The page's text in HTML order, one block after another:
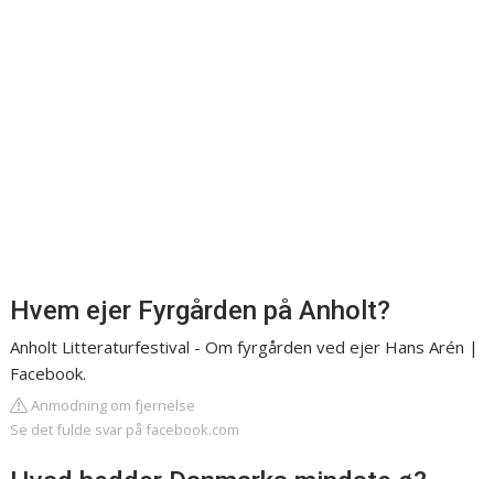
Hvem ejer Fyrgården på Anholt?
Anholt Litteraturfestival - Om fyrgården ved ejer Hans Arén |
Facebook.
Anmodning om fjernelse
Se det fulde svar på facebook.com